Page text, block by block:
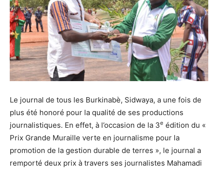
Le journal de tous les Burkinabè, Sidwaya, a une fois de
plus été honoré pour la qualité de ses productions
journalistiques. En effet, à l’occasion de la 3e édition du «
Prix Grande Muraille verte en journalisme pour la
promotion de la gestion durable de terres », le journal a
remporté deux prix à travers ses journalistes Mahamadi